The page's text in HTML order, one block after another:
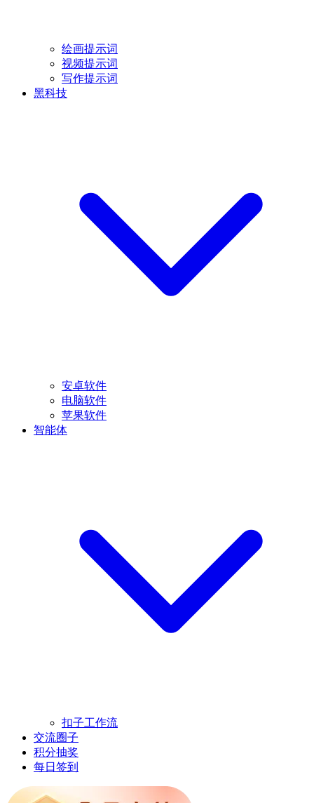
绘画提示词
视频提示词
写作提示词
黑科技
安卓软件
电脑软件
苹果软件
智能体
扣子工作流
交流圈子
积分抽奖
每日签到